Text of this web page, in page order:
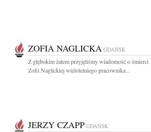
ZOFIA NAGLICKA GDAŃSK
Z głębokim żalem przyjęliśmy wiadomość o śmierci
Zofii Naglickiej wieloletniego pracownika...
JERZY CZAPP GDAŃSK